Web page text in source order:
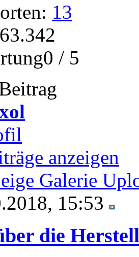
13
/ 5
anzeigen
Galerie
15:53
die